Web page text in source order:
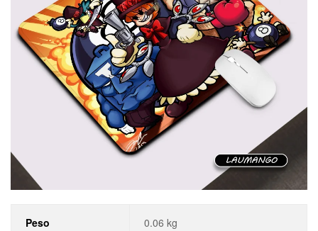
Peso 0.06 kg